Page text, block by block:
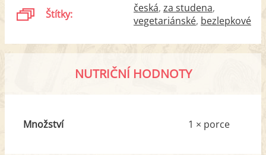
Štítky: česká za studena
vegetariánské bezlepkové
NUTRIČNÍ HODNOTY
Množství 1 × porce